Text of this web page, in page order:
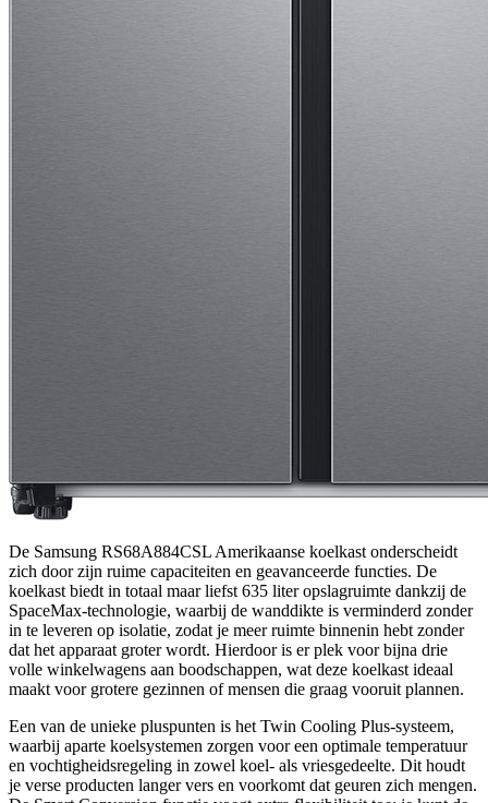
De Samsung RS68A884CSL Amerikaanse koelkast onderscheidt
zich door zijn ruime capaciteiten en geavanceerde functies. De
koelkast biedt in totaal maar liefst 635 liter opslagruimte dankzij de
SpaceMax-technologie, waarbij de wanddikte is verminderd zonder
in te leveren op isolatie, zodat je meer ruimte binnenin hebt zonder
dat het apparaat groter wordt. Hierdoor is er plek voor bijna drie
volle winkelwagens aan boodschappen, wat deze koelkast ideaal
maakt voor grotere gezinnen of mensen die graag vooruit plannen.
Een van de unieke pluspunten is het Twin Cooling Plus-systeem,
waarbij aparte koelsystemen zorgen voor een optimale temperatuur
en vochtigheidsregeling in zowel koel- als vriesgedeelte. Dit houdt
je verse producten langer vers en voorkomt dat geuren zich mengen.